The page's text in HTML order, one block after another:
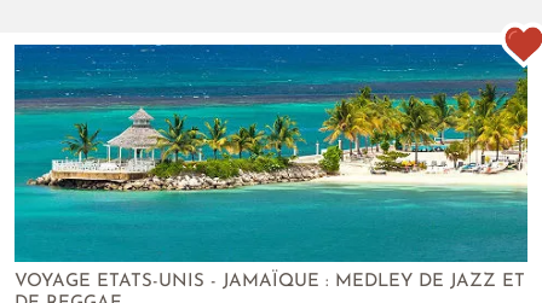
rencontrez la Jamaïque d’aujourd’hui au détour d’adresses au
charme raffiné !
VOYAGE ETATS-UNIS - JAMAÏQUE : MEDLEY DE JAZZ ET